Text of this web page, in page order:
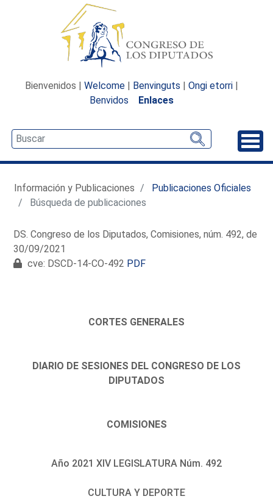
Bienvenidos | Welcome | Benvinguts | Ongi etorri |
Benvidos
Enlaces
Información y Publicaciones
Publicaciones Oficiales
Búsqueda de publicaciones
DS. Congreso de los Diputados, Comisiones, núm. 492, de
30/09/2021
cve: DSCD-14-CO-492 PDF
CORTES GENERALES
DIARIO DE SESIONES DEL CONGRESO DE LOS
DIPUTADOS
COMISIONES
Año 2021 XIV LEGISLATURA Núm. 492
CULTURA Y DEPORTE